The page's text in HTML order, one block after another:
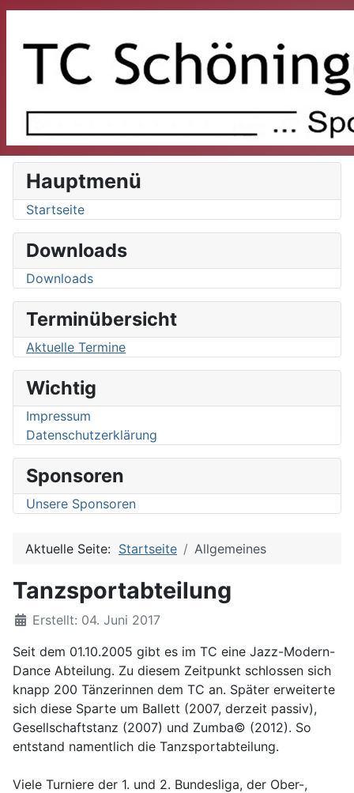
Hauptmenü
Startseite
Downloads
Downloads
Terminübersicht
Aktuelle Termine
Wichtig
Impressum
Datenschutzerklärung
Sponsoren
Unsere Sponsoren
Aktuelle Seite: Startseite Allgemeines
Tanzsportabteilung
DetailsErstellt: 04. Juni 2017
Seit dem 01.10.2005 gibt es im TC eine Jazz-Modern-
Dance Abteilung. Zu diesem Zeitpunkt schlossen sich
knapp 200 Tänzerinnen dem TC an. Später erweiterte
sich diese Sparte um Ballett (2007, derzeit passiv),
Gesellschaftstanz (2007) und Zumba© (2012). So
entstand namentlich die Tanzsportabteilung.
Viele Turniere der 1. und 2. Bundesliga, der Ober-,